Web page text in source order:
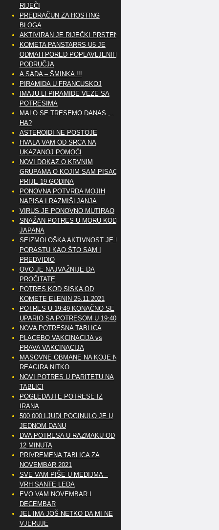
RIJEČI
PREDRAČUN ZA HOSTING
BLOGA
AKTIVIRAN JE RIJEČKI PRSTEN
KOMETA PANSTARRS U5 JE
ODMAH PORED POPLAVLJENIH
PODRUČJA
A SADA – ŠMINKA !!!
PIRAMIDA U FRANCUSKOJ
IMAJU LI PIRAMIDE VEZE SA
POTRESIMA
MALO SE TRESEMO DANAS ,..
HA?
ASTEROIDI NE POSTOJE
HVALA VAM OD SRCA NA
UKAZANOJ POMOĆI
NOVI DOKAZ O KRVNIM
GRUPAMA O KOJIM SAM PISAO
PRIJE 19 GODINA
PONOVNA POTVRDA MOJIH
NAPISA I RAZMIŠLJANJA
VIRUS JE PONOVNO MUTIRAO
SNAŽAN POTRES U MORU KOD
JAPANA
SEIZMOLOŠKA AKTIVNOST JE U
PORASTU KAO ŠTO SAM I
PREDVIDIO
OVO JE NAJVAŽNIJE DA
PROČITATE
POTRES KOD SISKA OD
KOMETE ELENIN 25.11.2021
POTRES U 19:49 KONAČNO SE
UPARIO SA POTRESOM U 19:40
NOVA POTRESNA TABLICA
PLACEBO VAKCINACIJA vs
PRAVA VAKCINACIJA
MASOVNE OBMANE NA KOJE NE
REAGIRA NITKO
NOVI POTRES U PARITETU NA
TABLICI
POGLEDAJTE POTRESE IZ
IRANA
500 000 LJUDI POGINULO JE U
JEDNOM DANU
DVA POTRESA U RAZMAKU OD
12 MINUTA
PRIVREMENA TABLICA ZA
NOVEMBAR 2021
SVE VAM PIŠE U MEDIJMA –
VRH SANTE LEDA
EVO VAM NOVEMBAR I
DECEMBAR
JEL IMA JOŠ NETKO DA MI NE
VJERUJE